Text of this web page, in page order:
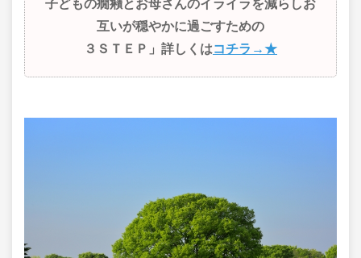
子どもの癇癪とお母さんのイライラを減らしお
互いが穏やかに過ごすための
３ＳＴＥＰ」詳しくはコチラ→★